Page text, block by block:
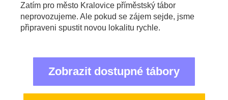
Zatím pro město Kralovice příměstský tábor
neprovozujeme. Ale pokud se zájem sejde, jsme
připraveni spustit novou lokalitu rychle.
Zobrazit dostupné tábory